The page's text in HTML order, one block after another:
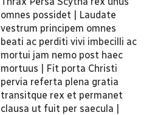
omnes possidet | Laudate
vestrum principem omnes
beati ac perditi vivi imbecilli ac
mortui jam nemo post haec
mortuus | Fit porta Christi
pervia referta plena gratia
transitque rex et permanet
clausa ut fuit per saecula |